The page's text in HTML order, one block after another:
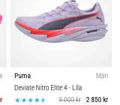
Puma
Män
Deviate Nitro Elite 4- Lila
3 000 kr
2 850 kr